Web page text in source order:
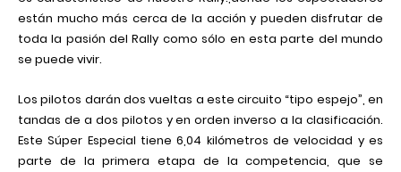
están mucho más cerca de la acción y pueden disfrutar de
toda la pasión del Rally como sólo en esta parte del mundo
se puede vivir.
Los pilotos darán dos vueltas a este circuito “tipo espejo”, en
tandas de a dos pilotos y en orden inverso a la clasificación.
Este Súper Especial tiene 6,04 kilómetros de velocidad y es
parte de la primera etapa de la competencia, que se